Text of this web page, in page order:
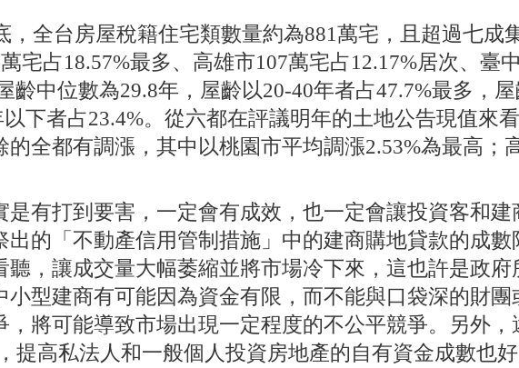
全台房屋稅籍住宅類數量約為881萬宅，且超過七成
宅占18.57%最多、高雄市107萬宅占12.17%居次、臺
齡中位數為29.8年，屋齡以20-40年者占47.7%最多，
下者占23.4%。從六都在評議明年的土地公告現值來看
全都有調漲，其中以桃園市平均調漲2.53%為最高；
有打到要害，一定會有成效，也一定會讓投資客和建
的「不動產信用管制措施」中的建商購地貸款的成數
，讓成交量大幅萎縮並將市場冷下來，這也許是政府
型建商有可能因為資金有限，而不能與口袋深的財團
將可能導致市場出現一定程度的不公平競爭。另外，
提高私法人和一般個人投資房地產的自有資金成數也好